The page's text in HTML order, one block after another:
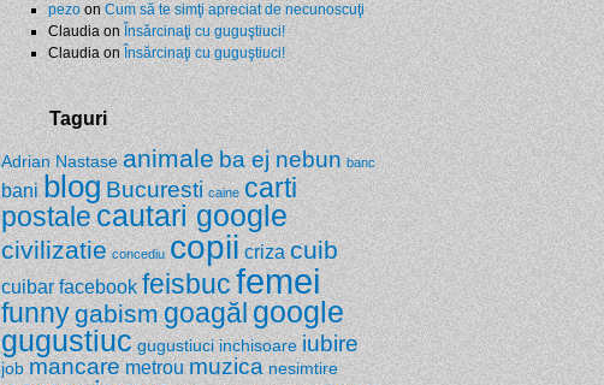
pezoonCum să te simţi apreciat de necunoscuţi
Claudiaon Însărcinaţi cu guguştiuci!
Claudiaon Însărcinaţi cu guguştiuci!
Taguri
Adrian Nastase animaleba ej nebun banc
bani blogBucuresti caine carti
postalecautari google
civilizatie concediu copii criza cuib
cuibar facebook feisbucfemei
funnygabismgoagălgoogle
gugustiuc gugustiuci inchisoare iubire
job mancare metrou muzica nesimtire